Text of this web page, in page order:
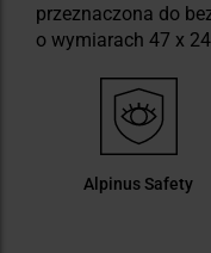
przeznaczona do
o wymiarach 47 x
Alpinus Safety